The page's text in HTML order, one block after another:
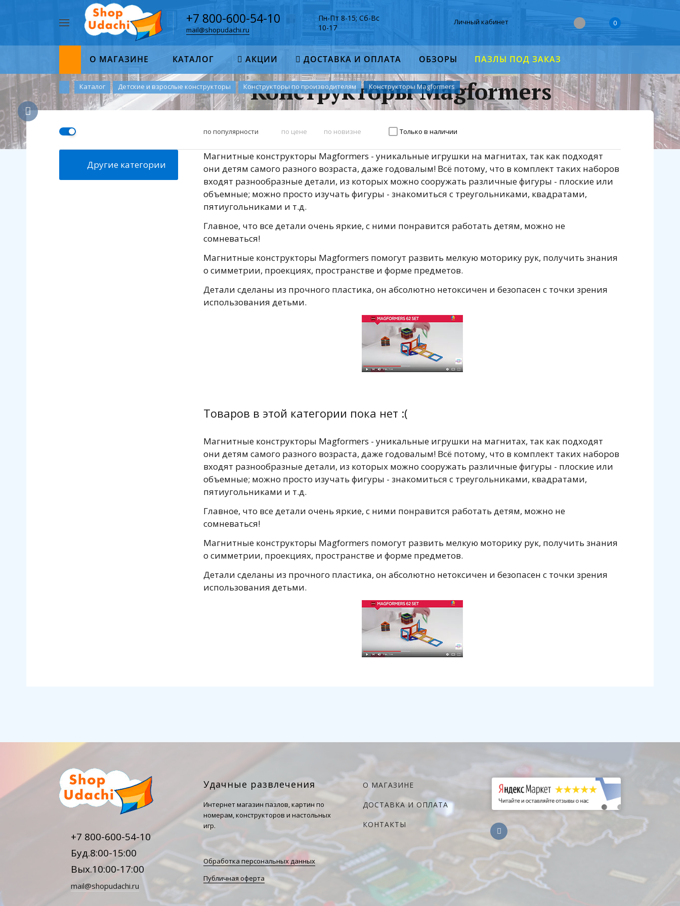
Найти
+7 800-600-54-10
mail@shopudachi.ru
Пн-Пт 8-15; Сб-Вс
10-17
Личный кабинет 0
О МАГАЗИНЕ КАТАЛОГ АКЦИИ ДОСТАВКА И ОПЛАТА ОБЗОРЫ ПАЗЛЫ ПОД ЗАКАЗ
Каталог Детские и взрослые конструкторы Конструкторы по производителям Конструкторы Magformers
Конструкторы Magformers
по популярности по цене по новизне Только в наличии
Другие категории
Магнитные конструкторы Magformers - уникальные игрушки на магнитах, так как подходят
они детям самого разного возраста, даже годовалым! Всё потому, что в комплект таких наборов
входят разнообразные детали, из которых можно сооружать различные фигуры - плоские или
объемные; можно просто изучать фигуры - знакомиться с треугольниками, квадратами,
пятиугольниками и т.д.
Главное, что все детали очень яркие, с ними понравится работать детям, можно не
сомневаться!
Магнитные конструкторы Magformers помогут развить мелкую моторику рук, получить знания
о симметрии, проекциях, пространстве и форме предметов.
Детали сделаны из прочного пластика, он абсолютно нетоксичен и безопасен с точки зрения
использования детьми.
Товаров в этой категории пока нет :(
Магнитные конструкторы Magformers - уникальные игрушки на магнитах, так как подходят
они детям самого разного возраста, даже годовалым! Всё потому, что в комплект таких наборов
входят разнообразные детали, из которых можно сооружать различные фигуры - плоские или
объемные; можно просто изучать фигуры - знакомиться с треугольниками, квадратами,
пятиугольниками и т.д.
Главное, что все детали очень яркие, с ними понравится работать детям, можно не
сомневаться!
Магнитные конструкторы Magformers помогут развить мелкую моторику рук, получить знания
о симметрии, проекциях, пространстве и форме предметов.
Детали сделаны из прочного пластика, он абсолютно нетоксичен и безопасен с точки зрения
использования детьми.
+7 800-600-54-10
Буд.8:00-15:00
Вых.10:00-17:00
mail@shopudachi.ru
Удачные развлечения
Интернет магазин пазлов, картин по
номерам, конструкторов и настольных
игр.
Обработка персональных данных
Публичная оферта
О МАГАЗИНЕ
ДОСТАВКА И ОПЛАТА
КОНТАКТЫ